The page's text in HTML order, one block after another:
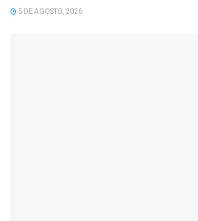
5 DE AGOSTO, 2026